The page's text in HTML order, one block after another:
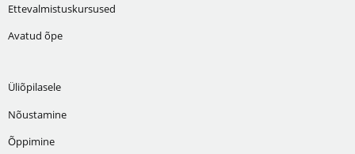
Ettevalmistuskursused
Avatud õpe
Üliõpilasele
Nõustamine
Õppimine